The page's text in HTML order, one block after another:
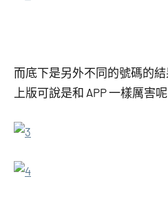
而底下是另外不同的號碼的
上版可說是和 APP 一樣厲害呢